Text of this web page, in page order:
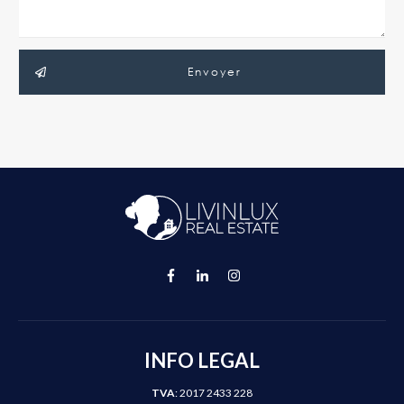
Envoyer
INFO LEGAL
TVA: 2017 2433 228